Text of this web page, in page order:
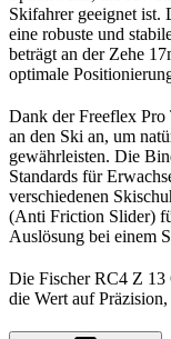
Skifahrer geeignet ist.
eine robuste und
beträgt an der Zehe
optimale
Dank der Freeflex
an den Ski an, um
gewährleisten. Die
Standards für
verschiedenen
(Anti Friction Slider)
Auslösung bei einem
Die Fischer RC4 Z
die Wert auf